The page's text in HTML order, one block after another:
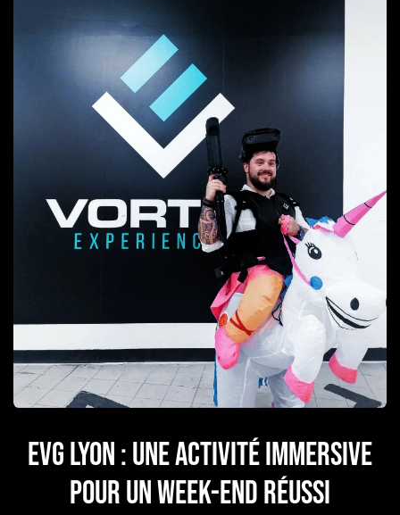
EVG LYON : Une activité IMMERSIVE
pour un WEEK-END réussi